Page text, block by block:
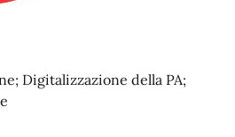
Digitalizzazione della PA;